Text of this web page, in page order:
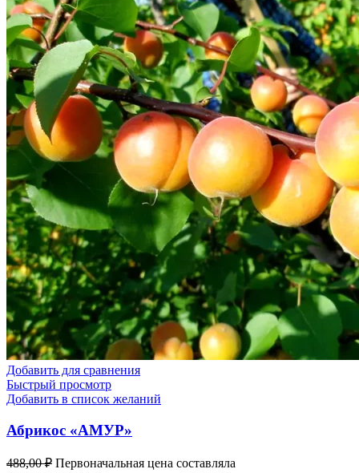
Добавить для сравнения
Быстрый просмотр
Добавить в список желаний
Абрикос «АМУР»
488,00₽ Первоначальная цена составляла